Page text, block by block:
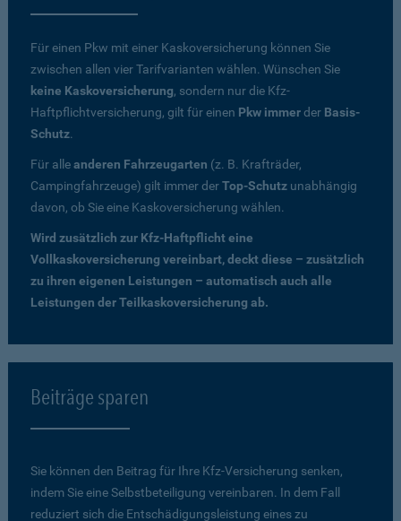
Für einen Pkw mit einer Kaskoversicherung können Sie
zwischen allen vier Tarifvarianten wählen. Wünschen Sie
keine Kaskoversicherung, sondern nur die Kfz-
Haftpflichtversicherung, gilt für einen Pkw immerder Basis-
Schutz.
Für alleanderen Fahrzeugarten (z. B. Krafträder,
Campingfahrzeuge) gilt immer derTop-Schutz unabhängig
davon, ob Sie eine Kaskoversicherung wählen.
Wird zusätzlich zur Kfz-Haftpflicht eine
Vollkaskoversicherung vereinbart, deckt diese – zusätzlich
zu ihren eigenen Leistungen – automatisch auch alle
Leistungen der Teilkaskoversicherung ab.
Beiträge sparen
Sie können den Beitrag für Ihre Kfz-Versicherung senken,
indem Sie eine Selbstbeteiligung vereinbaren. In dem Fall
reduziert sich die Entschädigungsleistung eines zu